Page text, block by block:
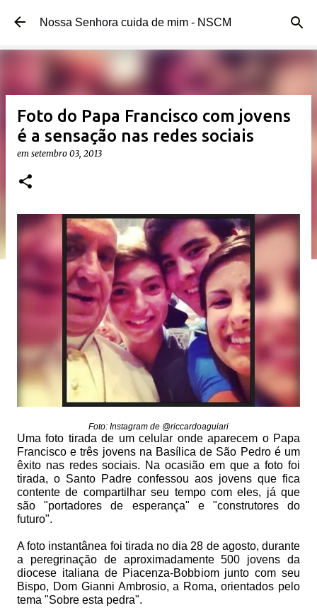
Pular para o conteúdo principal
Nossa Senhora cuida de mim - NSCM
Foto do Papa Francisco com jovens
é a sensação nas redes sociais
em setembro 03, 2013
Foto: Instagram de @riccardoaguiari
Uma foto tirada de um celular onde aparecem o Papa
Francisco e três jovens na Basílica de São Pedro é um
êxito nas redes sociais. Na ocasião em que a foto foi
tirada, o Santo Padre confessou aos jovens que fica
contente de compartilhar seu tempo com eles, já que
são "portadores de esperança" e "construtores do
futuro".
A foto instantânea foi tirada no dia 28 de agosto, durante
a peregrinação de aproximadamente 500 jovens da
diocese italiana de Piacenza-Bobbiom junto com seu
Bispo, Dom Gianni Ambrosio, a Roma, orientados pelo
tema "Sobre esta pedra".